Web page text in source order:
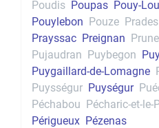
Poudis Poupas Pouy-
Pouylebon Pouze Prades
Prayssac Preignan
Pujaudran Puybegon
Puygaillard-de-Lomagne
Puysségur Puységur
Péchabou Pécharic-et-le-
Périgueux Pézenas